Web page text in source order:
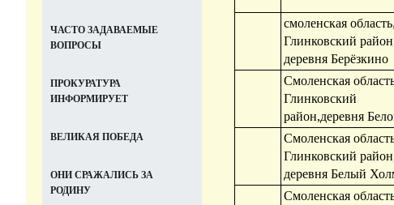
смоленская область,
Глинковский
деревня Берёзкино
Смоленская
Глинковский
район,деревня
Смоленская
Глинковский
деревня Белый
Смоленская
ЧАСТО ЗАДАВАЕМЫЕ
ВОПРОСЫ
ПРОКУРАТУРА
ИНФОРМИРУЕТ
ВЕЛИКАЯ ПОБЕДА
ОНИ СРАЖАЛИСЬ ЗА
РОДИНУ